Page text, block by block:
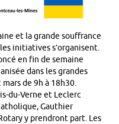
et la grande souffrance
initiatives s’organisent.
en fin de semaine
dans les grandes
de 9h à 18h30.
du-Verne et Leclerc
Gauthier
y prendront part. Les